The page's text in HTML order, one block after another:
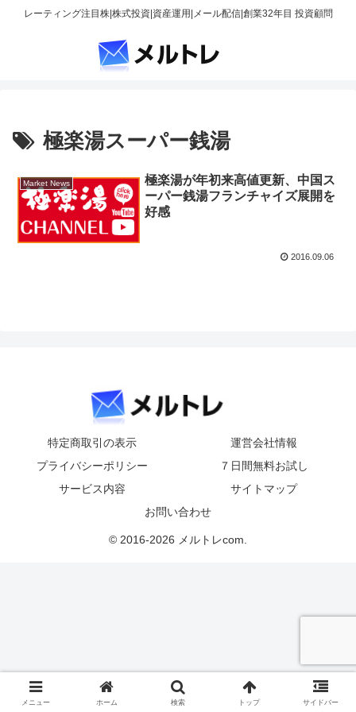
レーティング注目株|株式投資|資産運用|メール配信|創業32年目 投資顧問
極楽湯スーパー銭湯
Market News
極楽湯が年初来高値更新、中国ス
ーパー銭湯フランチャイズ展開を
好感
2016.09.06
特定商取引の表示
運営会社情報
プライバシーポリシー
７日間無料お試し
サービス内容
サイトマップ
お問い合わせ
© 2016-2026 メルトレcom.
メニュー ホーム 検索 トップ サイドバー